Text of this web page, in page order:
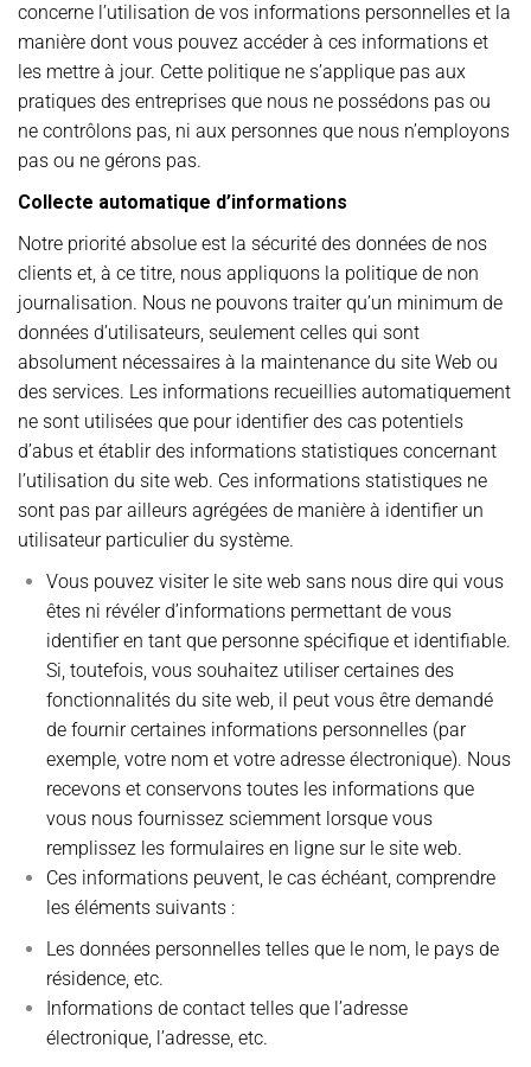
concerne l’utilisation de vos informations personnelles et la
manière dont vous pouvez accéder à ces informations et
les mettre à jour. Cette politique ne s’applique pas aux
pratiques des entreprises que nous ne possédons pas ou
ne contrôlons pas, ni aux personnes que nous n’employons
pas ou ne gérons pas.
Collecte automatique d’informations
Notre priorité absolue est la sécurité des données de nos
clients et, à ce titre, nous appliquons la politique de non
journalisation. Nous ne pouvons traiter qu’un minimum de
données d’utilisateurs, seulement celles qui sont
absolument nécessaires à la maintenance du site Web ou
des services. Les informations recueillies automatiquement
ne sont utilisées que pour identifier des cas potentiels
d’abus et établir des informations statistiques concernant
l’utilisation du site web. Ces informations statistiques ne
sont pas par ailleurs agrégées de manière à identifier un
utilisateur particulier du système.
Vous pouvez visiter le site web sans nous dire qui vous
êtes ni révéler d’informations permettant de vous
identifier en tant que personne spécifique et identifiable.
Si, toutefois, vous souhaitez utiliser certaines des
fonctionnalités du site web, il peut vous être demandé
de fournir certaines informations personnelles (par
exemple, votre nom et votre adresse électronique). Nous
recevons et conservons toutes les informations que
vous nous fournissez sciemment lorsque vous
remplissez les formulaires en ligne sur le site web.
Ces informations peuvent, le cas échéant, comprendre
les éléments suivants :
Les données personnelles telles que le nom, le pays de
résidence, etc.
Informations de contact telles que l’adresse
électronique, l’adresse, etc.